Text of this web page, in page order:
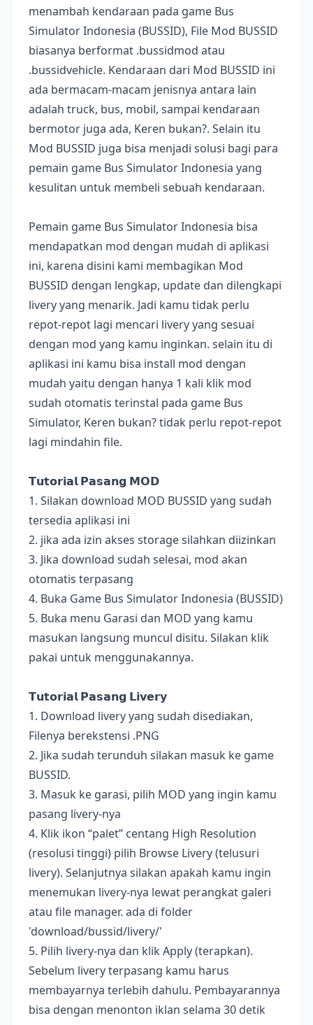
menambah kendaraan pada game Bus
Simulator Indonesia (BUSSID), File Mod BUSSID
biasanya berformat .bussidmod atau
.bussidvehicle. Kendaraan dari Mod BUSSID ini
ada bermacam-macam jenisnya antara lain
adalah truck, bus, mobil, sampai kendaraan
bermotor juga ada, Keren bukan?. Selain itu
Mod BUSSID juga bisa menjadi solusi bagi para
pemain game Bus Simulator Indonesia yang
kesulitan untuk membeli sebuah kendaraan.
Pemain game Bus Simulator Indonesia bisa
mendapatkan mod dengan mudah di aplikasi
ini, karena disini kami membagikan Mod
BUSSID dengan lengkap, update dan dilengkapi
livery yang menarik. Jadi kamu tidak perlu
repot-repot lagi mencari livery yang sesuai
dengan mod yang kamu inginkan. selain itu di
aplikasi ini kamu bisa install mod dengan
mudah yaitu dengan hanya 1 kali klik mod
sudah otomatis terinstal pada game Bus
Simulator, Keren bukan? tidak perlu repot-repot
lagi mindahin file.
𝗧𝘂𝘁𝗼𝗿𝗶𝗮𝗹 𝗣𝗮𝘀𝗮𝗻𝗴 𝗠𝗢𝗗
1. Silakan download MOD BUSSID yang sudah
tersedia aplikasi ini
2. jika ada izin akses storage silahkan diizinkan
3. Jika download sudah selesai, mod akan
otomatis terpasang
4. Buka Game Bus Simulator Indonesia (BUSSID)
5. Buka menu Garasi dan MOD yang kamu
masukan langsung muncul disitu. Silakan klik
pakai untuk menggunakannya.
𝗧𝘂𝘁𝗼𝗿𝗶𝗮𝗹 𝗣𝗮𝘀𝗮𝗻𝗴 𝗟𝗶𝘃𝗲𝗿𝘆
1. Download livery yang sudah disediakan,
Filenya berekstensi .PNG
2. Jika sudah terunduh silakan masuk ke game
BUSSID.
3. Masuk ke garasi, pilih MOD yang ingin kamu
pasang livery-nya
4. Klik ikon “palet” centang High Resolution
(resolusi tinggi) pilih Browse Livery (telusuri
livery). Selanjutnya silakan apakah kamu ingin
menemukan livery-nya lewat perangkat galeri
atau file manager. ada di folder
'download/bussid/livery/'
5. Pilih livery-nya dan klik Apply (terapkan).
Sebelum livery terpasang kamu harus
membayarnya terlebih dahulu. Pembayarannya
bisa dengan menonton iklan selama 30 detik